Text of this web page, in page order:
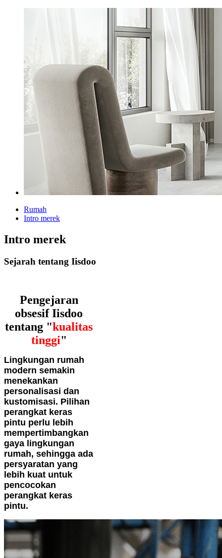
Rumah
Intro merek
Intro merek
Sejarah tentang Iisdoo
Pengejaran
obsesif Iisdoo
tentang "kualitas
tinggi"
Lingkungan rumah
modern semakin
menekankan
personalisasi dan
kustomisasi. Pilihan
perangkat keras
pintu perlu lebih
mempertimbangkan
gaya lingkungan
rumah, sehingga ada
persyaratan yang
lebih kuat untuk
pencocokan
perangkat keras
pintu.